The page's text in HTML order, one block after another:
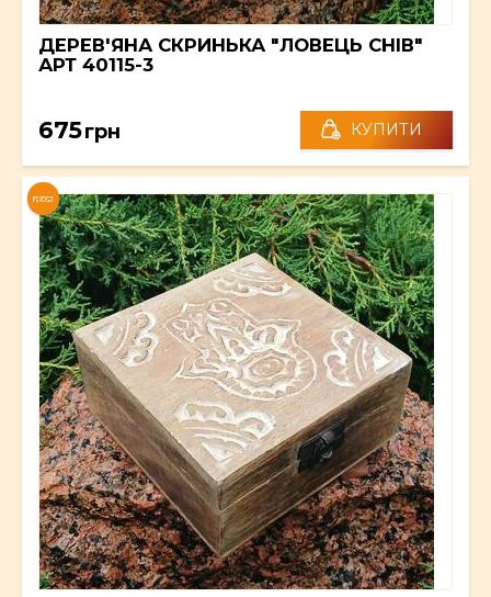
ДЕРЕВ'ЯНА СКРИНЬКА "ЛОВЕЦЬ СНІВ"
АРТ 40115-3
675грн КУПИТИ
NEW